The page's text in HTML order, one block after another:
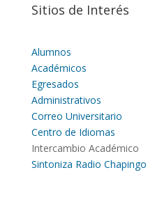
Sitios de Interés
Alumnos
Académicos
Egresados
Administrativos
Correo Universitario
Centro de Idiomas
Intercambio Académico
Sintoniza Radio Chapingo